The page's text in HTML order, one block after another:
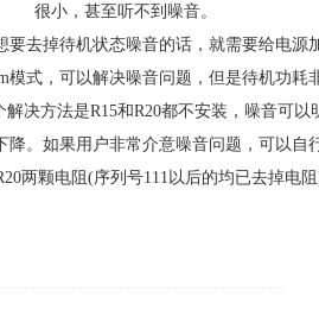
很小，甚至听不到噪音。
要去掉待机状态噪音的话，就需要给电源
模式，可以解决噪音问题，但是待机功耗
决方法是R15和R20都不安装，噪音可以
降。如果用户非常介意噪音问题，可以自
两颗电阻(序列号111以后的均已去掉电